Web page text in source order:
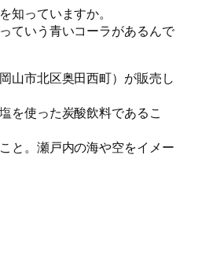
知っていますか。
ていう青いコーラがあるんで
山市北区奥田西町）が販売し
を使った炭酸飲料であるこ
と。瀬戸内の海や空をイメー